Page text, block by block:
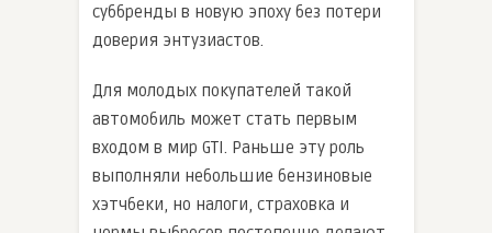
суббренды в новую эпоху без потери
доверия энтузиастов.
Для молодых покупателей такой
автомобиль может стать первым
входом в мир GTI. Раньше эту роль
выполняли небольшие бензиновые
хэтчбеки, но налоги, страховка и